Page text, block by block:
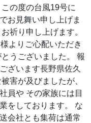
の度の台風19号に
お見舞い申し上げま
祈り申し上げます。
よりご心配いただき
うございました。 報
ざいます長野県佐久
害が及びましたが、
員や その家族には目
をしております。 な
会社とも集荷は通常